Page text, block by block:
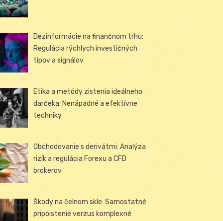
Dezinformácie na finančnom trhu:
Regulácia rýchlych investičných
tipov a signálov
Etika a metódy zistenia ideálneho
darčeka: Nenápadné a efektívne
techniky
Obchodovanie s derivátmi: Analýza
rizík a regulácia Forexu a CFD
brokerov
Škody na čelnom skle: Samostatné
pripoistenie verzus komplexné